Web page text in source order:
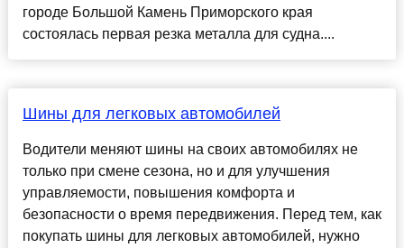
городе Большой Камень Приморского края
состоялась первая резка металла для судна....
Шины для легковых автомобилей
Водители меняют шины на своих автомобилях не
только при смене сезона, но и для улучшения
управляемости, повышения комфорта и
безопасности о время передвижения. Перед тем, как
покупать шины для легковых автомобилей, нужно